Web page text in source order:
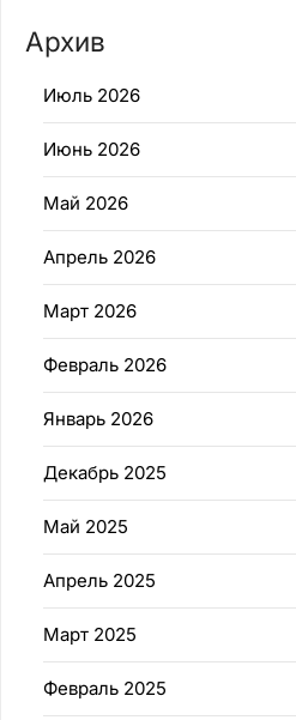
Архив
Июль 2026
Июнь 2026
Май 2026
Апрель 2026
Март 2026
Февраль 2026
Январь 2026
Декабрь 2025
Май 2025
Апрель 2025
Март 2025
Февраль 2025